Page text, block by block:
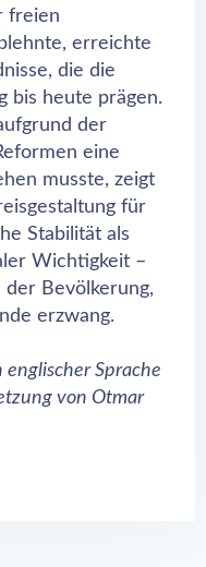
freien
erreichte
die die
bis heute prägen.
der
eine
musste, zeigt
für
Stabilität als
Wichtigkeit –
Bevölkerung,
erzwang.
Sprache
von Otmar